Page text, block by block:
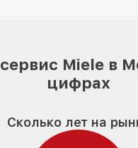
Miele в
цифрах
Сколько лет на